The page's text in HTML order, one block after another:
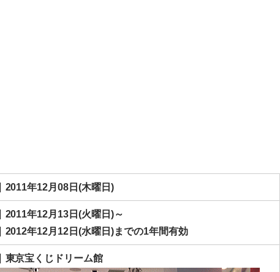
2011年12月08日(木曜日)
2011年12月13日(火曜日)～
2012年12月12日(水曜日)までの1年間有効
東京宝くじドリーム館